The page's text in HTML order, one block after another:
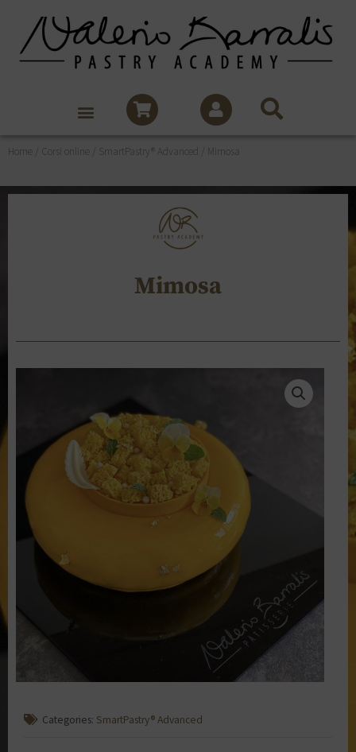
Home Corsi online SmartPastry® Advanced / Mimosa
Mimosa
Categories: SmartPastry® Advanced